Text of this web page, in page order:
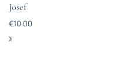
Josef
€10.00